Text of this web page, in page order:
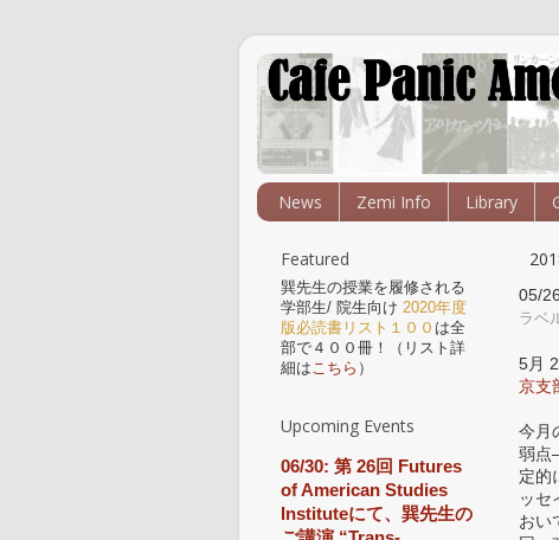
News Zemi Info Library
05/
ラベ
5月
京支
今月
弱点
定的
ッセ
おい
Featured
巽先生の授業を履修される
学部生/ 院生向け 2020年度
版必読書リスト１００ は全
部で４００冊！（リスト詳
細はこちら ）
Upcoming Events
06/30: 第 26回 Futures
of American Studies
Instituteにて、巽先生の